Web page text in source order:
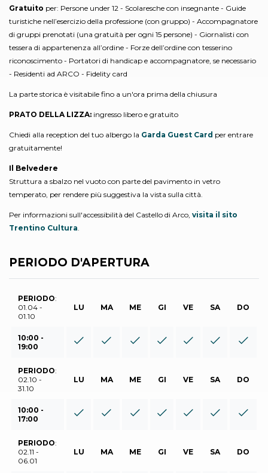
Gratuito per: Persone under 12 - Scolaresche con insegnante - Guide
turistiche nell’esercizio della professione (con gruppo) - Accompagnatore
di gruppi prenotati (una gratuità per ogni 15 persone) - Giornalisti con
tessera di appartenenza all’ordine - Forze dell’ordine con tesserino
riconoscimento - Portatori di handicap e accompagnatore, se necessario
- Residenti ad ARCO - Fidelity card
La parte storica è visitabile fino a un'ora prima della chiusura
PRATO DELLA LIZZA: ingresso libero e gratuito
Chiedi alla reception del tuo albergo la Garda Guest Card per entrare
gratuitamente!
Il Belvedere
Struttura a sbalzo nel vuoto con parte del pavimento in vetro
temperato, per rendere più suggestiva la vista sulla città.
Per informazioni sull'accessibilità del Castello di Arco, visita il sito
Trentino Cultura
PERIODO D'APERTURA
PERIODO:
01.04 -
01.10
LU MA ME GI VE SA DO
10:00 -
19:00
PERIODO:
02.10 -
31.10
LU MA ME GI VE SA DO
10:00 -
17:00
PERIODO:
02.11 -
06.01
LU MA ME GI VE SA DO